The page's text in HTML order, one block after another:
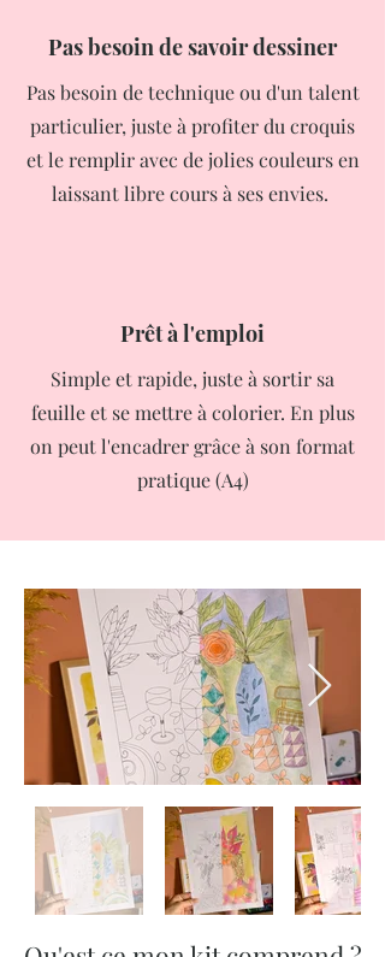
Pas besoin de savoir dessiner
Pas besoin de technique ou d'un talent
particulier, juste à profiter du croquis
et le remplir avec de jolies couleurs en
laissant libre cours à ses envies.
Prêt à l'emploi
Simple et rapide, juste à sortir sa
feuille et se mettre à colorier. En plus
on peut l'encadrer grâce à son format
pratique (A4)